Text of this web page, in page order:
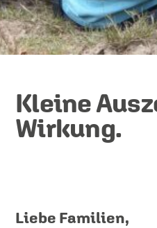
Kleine
Wirkung.
Liebe Familien,